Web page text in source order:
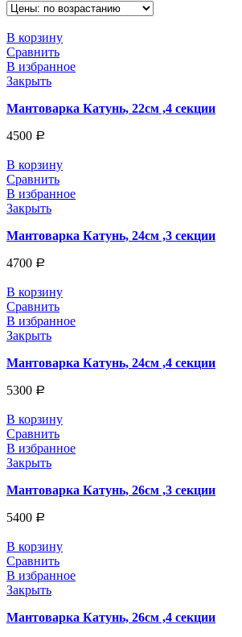
В корзину
Сравнить
В избранное
Закрыть
Мантоварка Катунь, 22см ,4 секции
4500 Р
В корзину
Сравнить
В избранное
Закрыть
Мантоварка Катунь, 24см ,3 секции
4700 Р
В корзину
Сравнить
В избранное
Закрыть
Мантоварка Катунь, 24см ,4 секции
5300 Р
В корзину
Сравнить
В избранное
Закрыть
Мантоварка Катунь, 26см ,3 секции
5400 Р
В корзину
Сравнить
В избранное
Закрыть
Мантоварка Катунь, 26см ,4 секции